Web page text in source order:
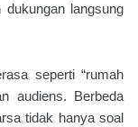
langsung
seperti “rumah
audiens. Berbeda
tidak hanya soal